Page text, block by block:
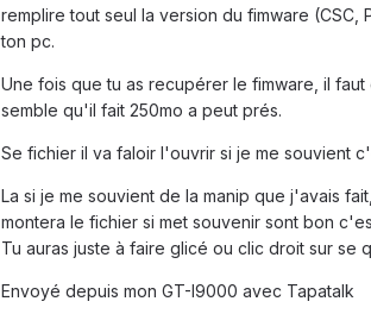
remplire tout seul la version du fimware
ton pc.
Une fois que tu as recupérer le fimware, il
semble qu'il fait 250mo a peut prés.
Se fichier il va faloir l'ouvrir si je me souvient
La si je me souvient de la manip que j'avais
montera le fichier si met souvenir sont bon
Tu auras juste à faire glicé ou clic droit sur se
Envoyé depuis mon GT-I9000 avec Tapatalk